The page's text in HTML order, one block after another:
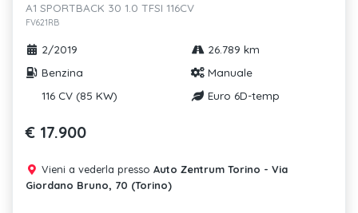
A1 SPORTBACK 30 1.0 TFSI 116CV
FV621RB
2/2019
26.789 km
Benzina
Manuale
116 CV (85 KW)
Euro 6D-temp
€ 17.900
Vieni a vederla presso Auto Zentrum Torino - Via
Giordano Bruno, 70 (Torino)